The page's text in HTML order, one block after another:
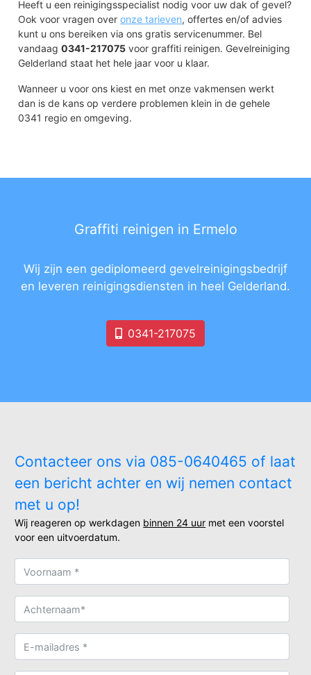
Heeft u een reinigingsspecialist nodig voor uw dak of gevel?
Ook voor vragen overonze tarieven, offertes en/of advies
kunt u ons bereiken via ons gratis servicenummer. Bel
vandaag0341-217075 voor graffiti reinigen. Gevelreiniging
Gelderland staat het hele jaar voor u klaar.
Wanneer u voor ons kiest en met onze vakmensen werkt
dan is de kans op verdere problemen klein in de gehele
0341 regio en omgeving.
Graffiti reinigen in Ermelo
Wij zijn een gediplomeerd gevelreinigingsbedrijf
en leveren reinigingsdiensten in heel Gelderland.
0341-217075
Contacteer ons via 085-0640465 of laat
een bericht achter en wij nemen contact
met u op!
Wij reageren op werkdagen binnen 24 uur met een voorstel
voor een uitvoerdatum.